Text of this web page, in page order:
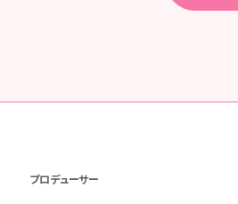
プロデューサー